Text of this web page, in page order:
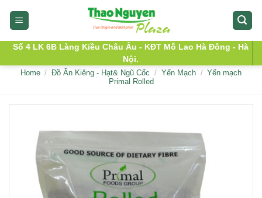
Số 4 LK 6B Làng Kiều Châu Âu - KĐT Mỗ Lao Hà Đông - Hà
Nội.
Home / Đồ Ăn Kiêng - Hạt& Ngũ Cốc / Yến Mạch / Yến mạch
Primal Rolled